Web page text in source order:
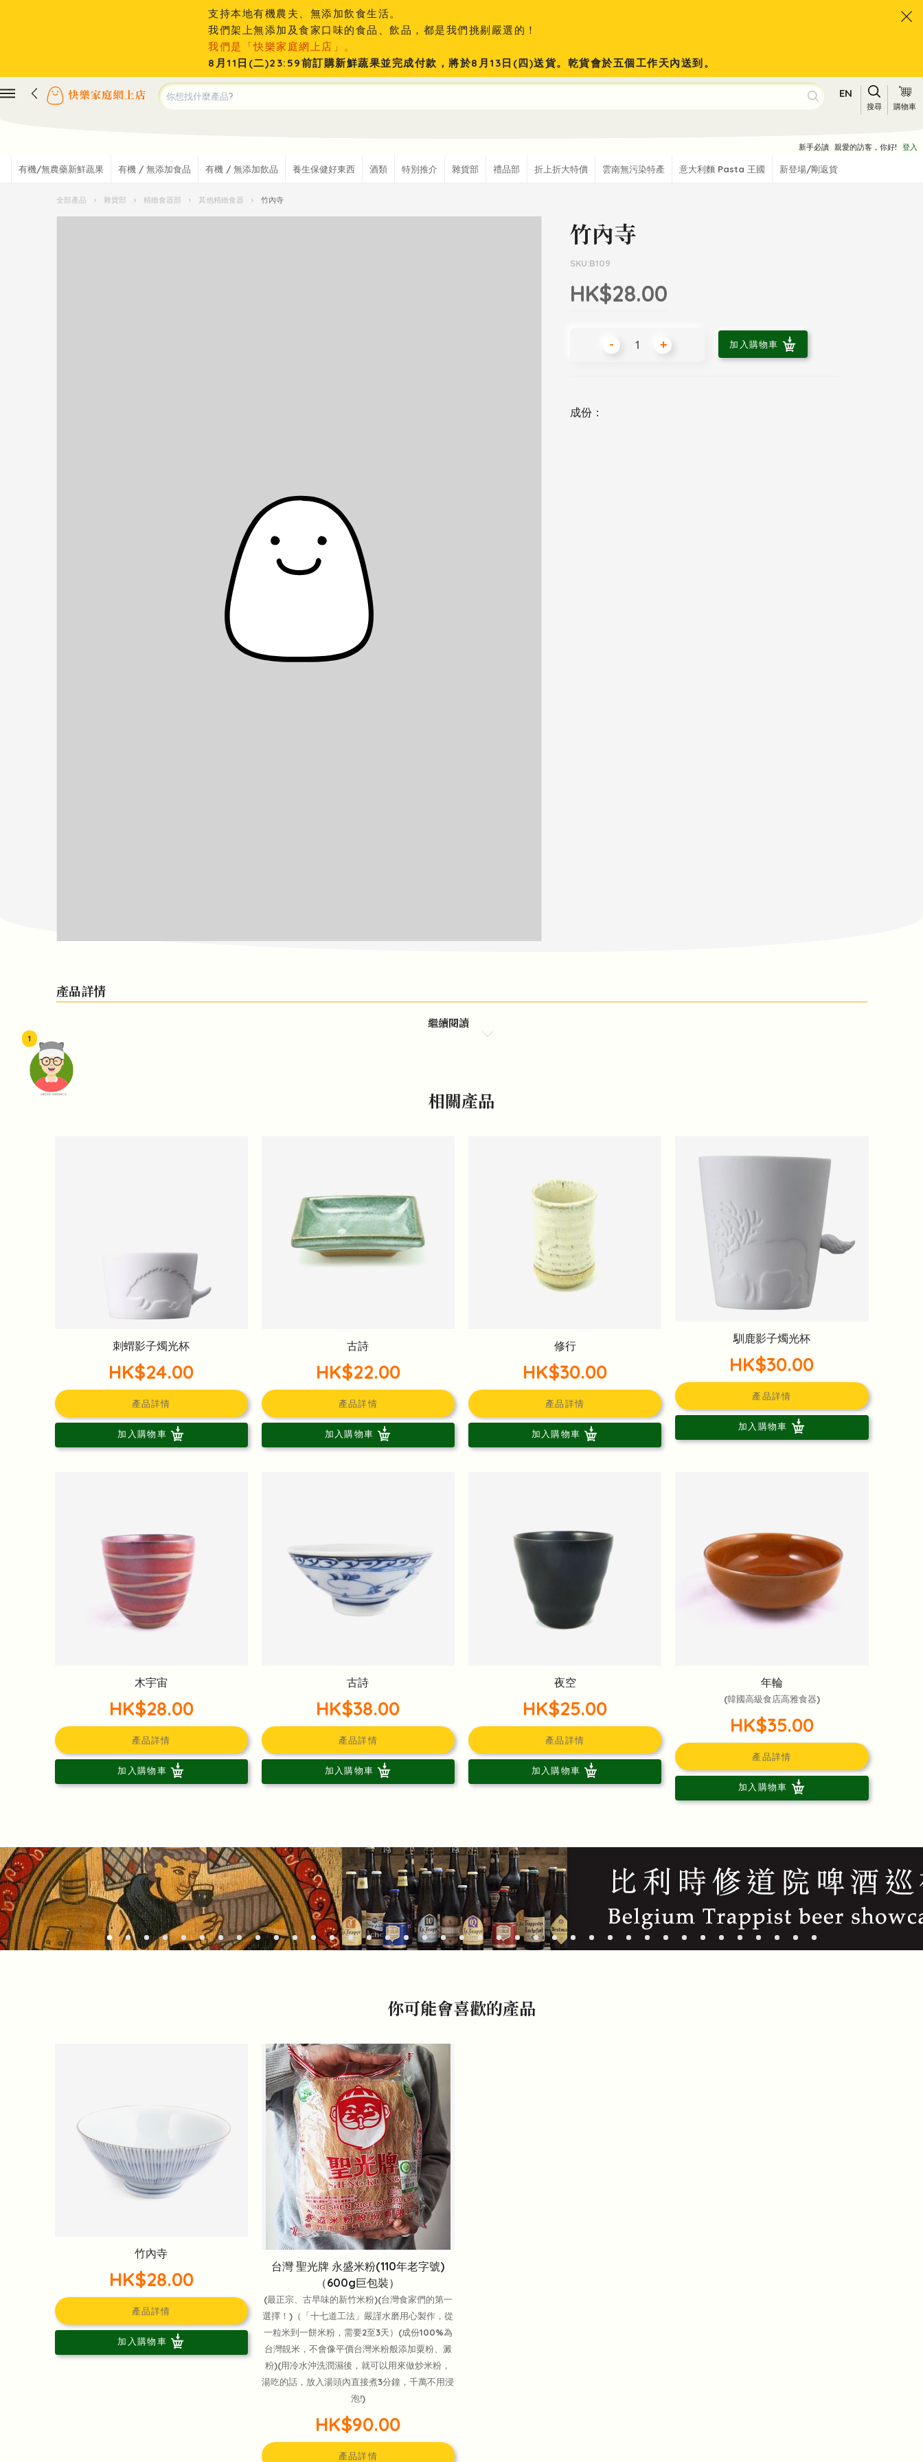
頭像生成器: 快樂家庭網上店
1
支持本地有機農夫、無添加飲食生活。
我們架上無添加及食家口味的食品、飲品，都是我們挑剔嚴選的！
我們是「快樂家庭網上店」。
8月11日(二)23:59前訂購新鮮蔬果並完成付款，將於8月13日(四)送貨。乾貨會於五個工作天內送到。
EN
搜尋 購物車
新手必讀 親愛的訪客，你好! 登入
有機/無農藥新鮮蔬果 有機 / 無添加食品 有機 / 無添加飲品 養生保健好東西 酒類 特別推介 雜貨部 禮品部 折上折大特價 雲南無污染特產 意大利麵 Pasta 王國 新登場/剛返貨
全部產品 › 雜貨部 › 精緻食器部 › 其他精緻食器 › 竹內寺
竹內寺
SKU:B109
HK$28.00
- + 加入購物車
成份：
產品詳情
繼續閱讀
相關產品
刺蝟影子燭光杯
HK$24.00
產品詳情
加入購物車
古詩
HK$22.00
產品詳情
加入購物車
修行
HK$30.00
產品詳情
加入購物車
馴鹿影子燭光杯
HK$30.00
產品詳情
加入購物車
木宇宙
HK$28.00
產品詳情
加入購物車
古詩
HK$38.00
產品詳情
加入購物車
夜空
HK$25.00
產品詳情
加入購物車
年輪
(韓國高級食店高雅食器)
HK$35.00
產品詳情
加入購物車
你可能會喜歡的產品
竹內寺
HK$28.00
產品詳情
加入購物車
台灣 聖光牌 永盛米粉(110年老字號)
（600g巨包裝）
(最正宗、古早味的新竹米粉)(台灣食家們的第一
選擇！)（「十七道工法」嚴謹水磨用心製作，從
一粒米到一餅米粉，需要2至3天）(成份100%為
台灣靚米，不會像平價台灣米粉般添加粟粉、澱
粉)(用冷水沖洗潤濕後，就可以用來做炒米粉，
湯吃的話，放入湯頭內直接煮3分鐘，千萬不用浸
泡!)
HK$90.00
產品詳情